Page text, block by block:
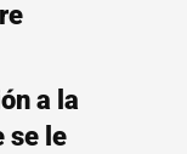
a la
se le